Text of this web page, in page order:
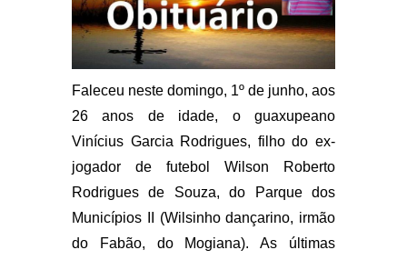
Faleceu neste domingo, 1º de junho, aos
26 anos de idade, o guaxupeano
Vinícius Garcia Rodrigues, filho do ex-
jogador de futebol Wilson Roberto
Rodrigues de Souza, do Parque dos
Municípios II (Wilsinho dançarino, irmão
do Fabão, do Mogiana). As últimas